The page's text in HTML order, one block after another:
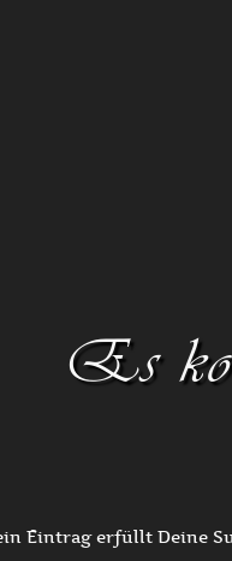
Es
Eintrag erfüllt Deine